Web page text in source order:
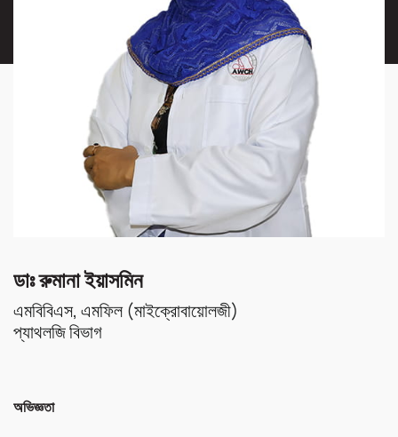
ডাঃ রুমানা ইয়াসমিন
এমবিবিএস, এমফিল (মাইক্রোবায়োলজী)
প্যাথলজি বিভাগ
অভিজ্ঞতা